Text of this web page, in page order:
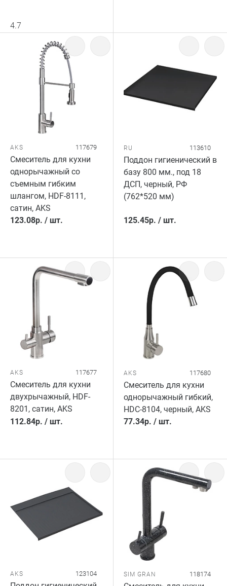
4.7
AKS 117679
Смеситель для кухни
однорычажный со
съемным гибким
шлангом, HDF-8111,
сатин, AKS
123.08р. / шт.
RU 113610
Поддон гигиенический в
базу 800 мм., под 18
ДСП, черный, РФ
(762*520 мм)
125.45р. / шт.
AKS 117677
Смеситель для кухни
двухрычажный, HDF-
8201, сатин, AKS
112.84р. / шт.
AKS 117680
Смеситель для кухни
однорычажный гибкий,
HDС-8104, черный, AKS
77.34р. / шт.
AKS 123104 SIM GRAN 118174